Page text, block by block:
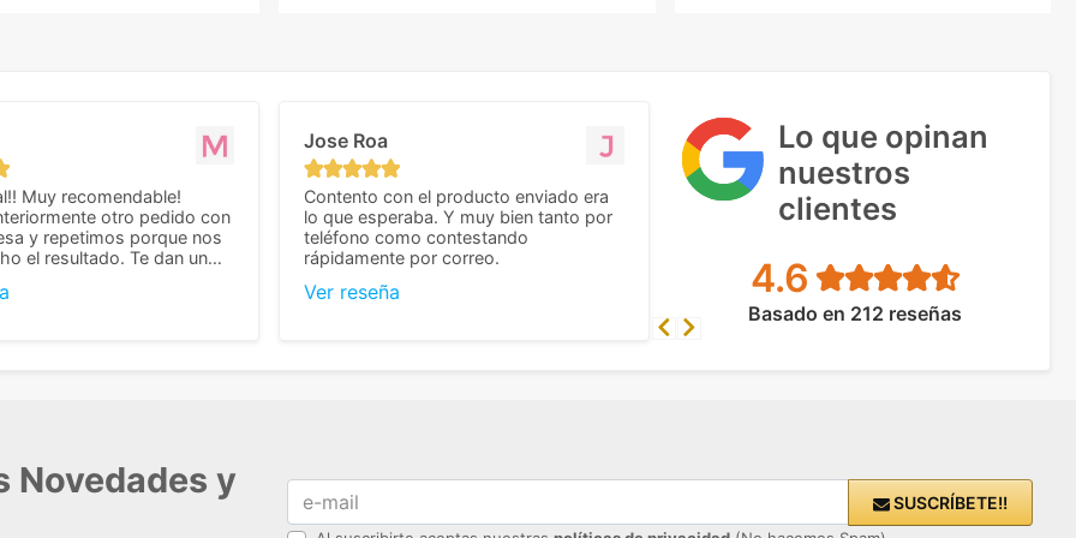
Lo que opinan
nuestros
clientes
4.6
Basado en 212 reseñas
Muy recomendable!
otro pedido con
y repetimos porque nos
el resultado. Te dan un
cuando se trata
Jose Roa
Contento con el producto enviado era
lo que esperaba. Y muy bien tanto por
teléfono como contestando
rápidamente por correo.
Ver reseña
Previous
Next
Novedades y
SUSCRÍBETE!!